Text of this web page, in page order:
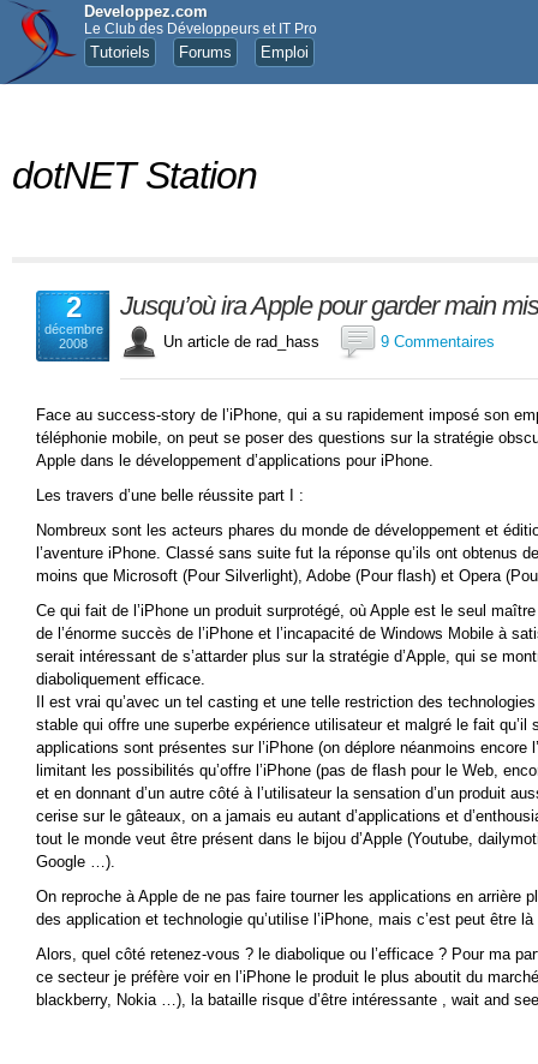
Developpez.com
Le Club des Développeurs et IT Pro
Tutoriels Forums Emploi
dotNET Station
2
décembre
2008
Jusqu’où ira Apple pour garder main
Un article de rad_hass 9 Commentaires
Face au success-story de l’iPhone, qui a su rapidement imposé son
téléphonie mobile, on peut se poser des questions sur la stratégie
Apple dans le développement d’applications pour iPhone.
Les travers d’une belle réussite part I :
Nombreux sont les acteurs phares du monde de développement et
l’aventure iPhone. Classé sans suite fut la réponse qu’ils ont obtenus
moins que Microsoft (Pour Silverlight), Adobe (Pour flash) et Opera
Ce qui fait de l’iPhone un produit surprotégé, où Apple est le seul
de l’énorme succès de l’iPhone et l’incapacité de Windows Mobile à
serait intéressant de s’attarder plus sur la stratégie d’Apple, qui se
diaboliquement efficace.
Il est vrai qu’avec un tel casting et une telle restriction des
stable qui offre une superbe expérience utilisateur et malgré le fait qu’il
applications sont présentes sur l’iPhone (on déplore néanmoins encore
limitant les possibilités qu’offre l’iPhone (pas de flash pour le Web,
et en donnant d’un autre côté à l’utilisateur la sensation d’un produit
cerise sur le gâteaux, on a jamais eu autant d’applications et
tout le monde veut être présent dans le bijou d’Apple (Youtube,
Google …).
On reproche à Apple de ne pas faire tourner les applications en arrière
des application et technologie qu’utilise l’iPhone, mais c’est peut être
Alors, quel côté retenez-vous ? le diabolique ou l’efficace ? Pour ma
ce secteur je préfère voir en l’iPhone le produit le plus aboutit du
blackberry, Nokia …), la bataille risque d’être intéressante , wait and